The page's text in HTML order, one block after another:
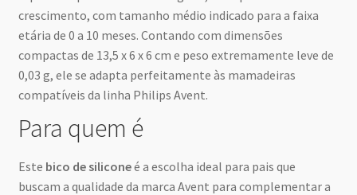
crescimento, com tamanho médio indicado para a faixa
etária de 0 a 10 meses. Contando com dimensões
compactas de 13,5 x 6 x 6 cm e peso extremamente leve de
0,03 g, ele se adapta perfeitamente às mamadeiras
compatíveis da linha Philips Avent.
Para quem é
Este bico de siliconeé a escolha ideal para pais que
buscam a qualidade da marca Avent para complementar a